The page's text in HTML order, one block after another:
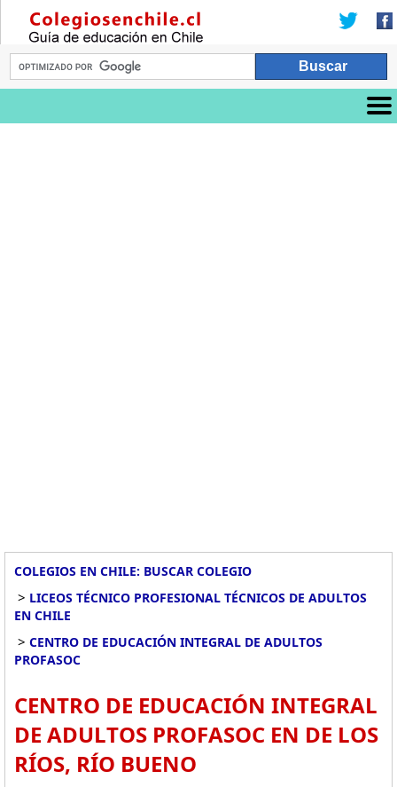
COLEGIOS EN CHILE: BUSCAR COLEGIO
> LICEOS TÉCNICO PROFESIONAL TÉCNICOS DE ADULTOS
EN CHILE
> CENTRO DE EDUCACIÓN INTEGRAL DE ADULTOS
PROFASOC
CENTRO DE EDUCACIÓN INTEGRAL
DE ADULTOS PROFASOC EN DE LOS
RÍOS, RÍO BUENO